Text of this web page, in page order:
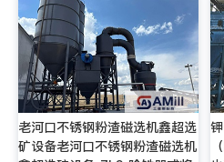
老河口不锈钢粉渣磁选机鑫超选
矿设备老河口不锈钢粉渣磁选机